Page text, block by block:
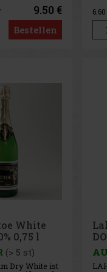
für den
zu
oder
Glas
Sie Lust
9.50 €
Bestellen
6.60
White
0,75 l
(> 5 st)
Dry White ist